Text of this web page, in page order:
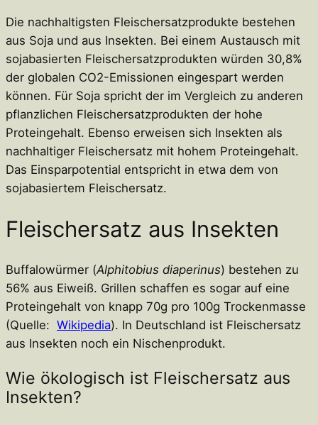
Die nachhaltigsten Fleischersatzprodukte bestehen
aus Soja und aus Insekten. Bei einem Austausch mit
sojabasierten Fleischersatzprodukten würden 30,8%
der globalen CO2-Emissionen eingespart werden
können. Für Soja spricht der im Vergleich zu anderen
pflanzlichen Fleischersatzprodukten der hohe
Proteingehalt. Ebenso erweisen sich Insekten als
nachhaltiger Fleischersatz mit hohem Proteingehalt.
Das Einsparpotential entspricht in etwa dem von
sojabasiertem Fleischersatz.
Fleischersatz aus Insekten
Buffalowürmer (Alphitobius diaperinus) bestehen zu
56% aus Eiweiß. Grillen schaffen es sogar auf eine
Proteingehalt von knapp 70g pro 100g Trockenmasse
(Quelle: Wikipedia). In Deutschland ist Fleischersatz
aus Insekten noch ein Nischenprodukt.
Wie ökologisch ist Fleischersatz aus
Insekten?